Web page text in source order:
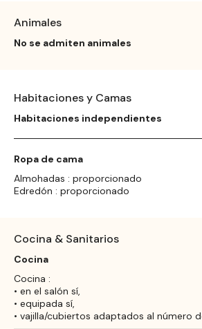
Animales
No se admiten animales
Habitaciones y Camas
Habitaciones independientes
Ropa de cama
Almohadas : proporcionado
Edredón : proporcionado
Cocina & Sanitarios
Cocina
Cocina :
• en el salón sí,
• equipada sí,
• vajilla/cubiertos adaptados al número